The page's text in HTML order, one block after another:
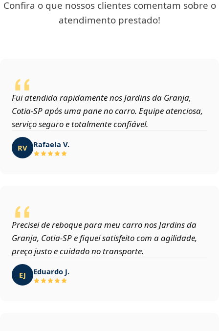
Confira o que nossos clientes comentam sobre o
atendimento prestado!
Fui atendida rapidamente nos Jardins da Granja,
Cotia‑SP após uma pane no carro. Equipe atenciosa,
serviço seguro e totalmente confiável.
RV Rafaela V.
Precisei de reboque para meu carro nos Jardins da
Granja, Cotia‑SP e fiquei satisfeito com a agilidade,
preço justo e cuidado no transporte.
EJ Eduardo J.